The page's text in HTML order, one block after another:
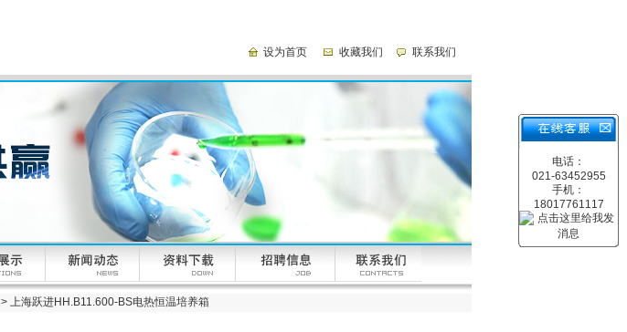
设为首页 收藏我们 联系我们
电话：
021-63452955
手机：
18017761117
> 上海跃进HH.B11.600-BS电热恒温培养箱